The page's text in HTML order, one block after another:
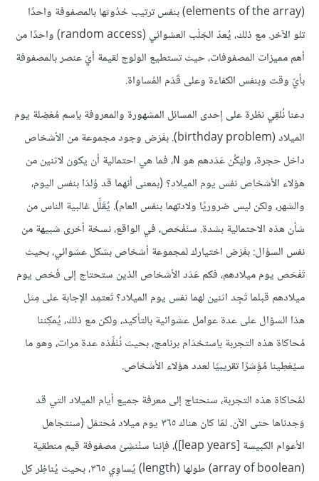
(elements of the array) بنفس ترتيب حُدُوثها بالمصفوفة واحدًا
تلو الآخر. مع ذلك، يُعدّ الجَلْب العشوائي (random access) واحدًا من
أهم مميزات المصفوفات، حيث تستطيع الولوج لقيمة أيّ عنصر بالمصفوفة
بأيّ وقت وبنفس الكفاءة وعلى قَدَم المُساواة.
دعنا نُلقِي نظرة على إِحدى المسائل المشهورة والمعروفة باِسم مُعْضِلة يوم
الميلاد (birthday problem). بفَرْض وجود مجموعة من الأشخاص
داخل حجرة، وليَكُن عَدَدهم هو N، فما هي احتمالية أن يكون لاثنين من
هؤلاء الأشخاص نفس يوم الميلاد؟ (بمعنى أنهما قد وُلدَا بنفس اليوم،
والشهر، ولكن ليس ضروريًا ولادتهما بنفس العام). يُقَلِّل غالبية الناس من
شأن هذه الاحتمالية بشدة. سنَفْحَص، في الواقع، نسخة أخرى شبيهة من
نفس السؤال: بفَرْض اختيارك لمجموعة أشخاص بشكل عشوائي، بحيث
تَفْحَص يوم ميلادهم، فكم عَدَد الأشخاص الذين ستحتاج إلى فَحْص يوم
ميلادهم قبلما تَجِد اثنين لهما نفس يوم الميلاد؟ تَعتمِد الإجابة على مِثل
هذا السؤال على عدة عوامل عشوائية بالتأكيد، ولكن مع ذلك، يُمكِننا
مُحاكاة هذه التجربة باِستخدَام برنامج، بحيث نُنْفِّذه عدة مرات، وهو ما
سيُعْطِينا مُؤِشرًا تقريبيًا لعدد هؤلاء الأشخاص.
لمُحاكاة هذه التجربة، سنحتاج إلى معرفة جميع أيام الميلاد التي قد
وَجدناها حتى الآن. لمّا كان هناك ٣٦٥ يوم ميلاد مُحتمَل (سنتجاهل
الأعوام الكبيسة [leap years])، فإننا سنُنشِئ مصفوفة قيم منطقية
(array of boolean) طولها (length) يُساوِي ٣٦٥، بحيث يُناظِر كل